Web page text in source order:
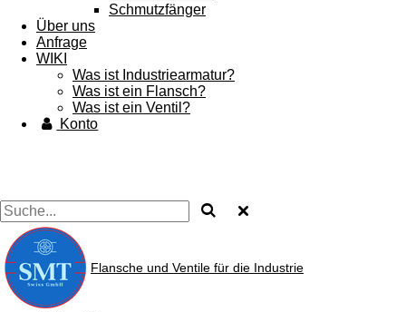
Schmutzfänger
Über uns
Anfrage
WIKI
Was ist Industriearmatur?
Was ist ein Flansch?
Was ist ein Ventil?
Konto
Flansche und Ventile für die Industrie